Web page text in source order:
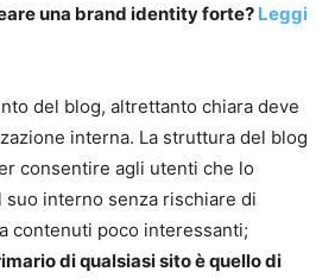
una brand identity forte? Leggi
del blog, altrettanto chiara deve
interna. La struttura del blog
consentire agli utenti che lo
suo interno senza rischiare di
contenuti poco interessanti;
di qualsiasi sito è quello di